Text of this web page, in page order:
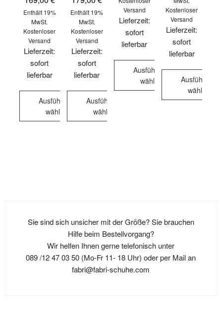
gewählt
werden
gewählt
werden
gewählt
werden
Enthält 19%
MwSt.
Kostenloser
Versand
Lieferzeit:
sofort
lieferbar
Ausführung
wählen
können
der
Produktseite
Enthält 19%
MwSt.
Kostenloser
Versand
Lieferzeit:
sofort
lieferbar
Ausführung
wählen
können
auf
der
Produktseite
gewählt
Versand
Lieferzeit:
sofort
lieferbar
Ausführung
wählen
Produktseite
gewählt
werden
Kostenloser
Versand
Lieferzeit:
sofort
lieferbar
Ausführung
wählen
der
werden
Sie sind sich unsicher mit der Größe? Sie brauchen
Hilfe beim Bestellvorgang?
Wir helfen Ihnen gerne telefonisch unter
089 /12 47 03 50 (Mo-Fr 11- 18 Uhr) oder per Mail an
fabri@fabri-schuhe.com